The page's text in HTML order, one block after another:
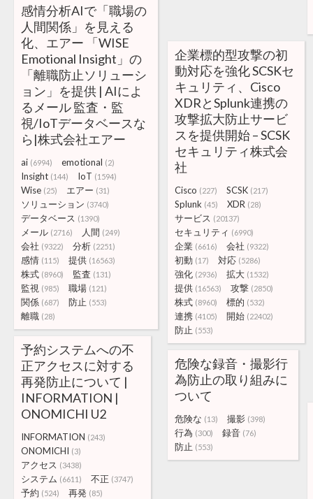
感情分析AIで「職場の
人間関係」を見える
化、エアー 「WISE
Emotional Insight」の
「離職防止ソリューシ
ョン」を提供 | AIによ
るメール 監査・監
視/IoTデータベースな
ら|株式会社エアー
ai (6994) emotional (2)
Insight (144) IoT (1594)
Wise (25) エアー (31)
ソリューション (3740)
データベース (1390)
メール (2716) 人間 (249)
会社 (9322) 分析 (2251)
感情 (115) 提供 (16563)
株式 (8960) 監査 (131)
監視 (985) 職場 (121)
関係 (687) 防止 (553)
離職 (28)
企業標的型攻撃の初
動対応を強化 SCSKセ
キュリティ、Cisco
XDRとSplunk連携の
攻撃拡大防止サービ
スを提供開始 – SCSK
セキュリティ株式会
社
Cisco (227) SCSK (217)
Splunk (45) XDR (28)
サービス (20137)
セキュリティ (6990)
企業 (6616) 会社 (9322)
初動 (17) 対応 (5286)
強化 (2936) 拡大 (1532)
提供 (16563) 攻撃 (2850)
株式 (8960) 標的 (532)
連携 (4105) 開始 (22402)
防止 (553)
予約システムへの不
正アクセスに対する
再発防止について |
INFORMATION |
ONOMICHI U2
INFORMATION (243)
ONOMICHI (3)
アクセス (3438)
システム (6611) 不正 (3747)
予約 (524) 再発 (85)
危険な録音・撮影行
為防止の取り組みに
ついて
危険な (13) 撮影 (398)
行為 (300) 録音 (76)
防止 (553)